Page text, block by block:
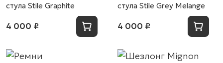
стула Stile Graphite
4 000 ₽
стула Stile Grey Melange
4 000 ₽